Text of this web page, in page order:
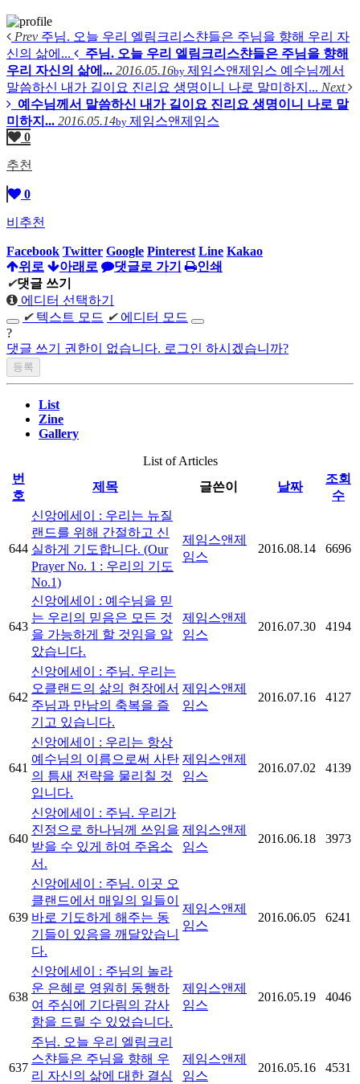
Prev 주님. 오늘 우리 엘림크리스챤들은 주님을 향해 우리 자
신의 삶에...
주님. 오늘 우리 엘림크리스챤들은 주님을 향해
우리 자신의 삶에... 2016.05.16by 제임스앤제임스 예수님께서
말씀하신 내가 길이요 진리요 생명이니 나로 말미하지... Next
예수님께서 말씀하신 내가 길이요 진리요 생명이니 나로 말
미하지... 2016.05.14by 제임스앤제임스
0
추천
0
비추천
Facebook Twitter Google Pinterest Line Kakao
위로
아래로 댓글로 가기
인쇄
✔댓글 쓰기
에디터 선택하기
✔ 텍스트 모드 ✔ 에디터 모드
?
댓글 쓰기 권한이 없습니다. 로그인 하시겠습니까?
List
Zine
Gallery
List of Articles
번
호
제목 글쓴이 날짜
조회
수
644
신앙에세이 : 우리는 뉴질
랜드를 위해 간절하고 신
실하게 기도합니다. (Our
Prayer No. 1 : 우리의 기도
No.1)
제임스앤제
임스
2016.08.14 6696
643
신앙에세이 : 예수님을 믿
는 우리의 믿음은 모든 것
을 가능하게 할 것임을 알
았습니다.
제임스앤제
임스
2016.07.30 4194
642
신앙에세이 : 주님. 우리는
오클랜드의 삶의 현장에서
주님과 만남의 축복을 즐
기고 있습니다.
제임스앤제
임스
2016.07.16 4127
641
신앙에세이 : 우리는 항상
예수님의 이름으로써 사탄
의 틈새 전략을 물리칠 것
입니다.
제임스앤제
임스
2016.07.02 4139
640
신앙에세이 : 주님. 우리가
진정으로 하나님께 쓰임을
받을 수 있게 하여 주옵소
서.
제임스앤제
임스
2016.06.18 3973
639
신앙에세이 : 주님. 이곳 오
클랜드에서 매일의 일들이
바로 기도하게 해주는 동
기들이 있음을 깨달았습니
다.
제임스앤제
임스
2016.06.05 6241
638
신앙에세이 : 주님의 놀라
운 은혜로 영원히 동행하
여 주심에 기다림의 감사
함을 드릴 수 있었습니다.
제임스앤제
임스
2016.05.19 4046
637
주님. 오늘 우리 엘림크리
스챤들은 주님을 향해 우
리 자신의 삶에 대한 결심
제임스앤제
임스
2016.05.16 4531